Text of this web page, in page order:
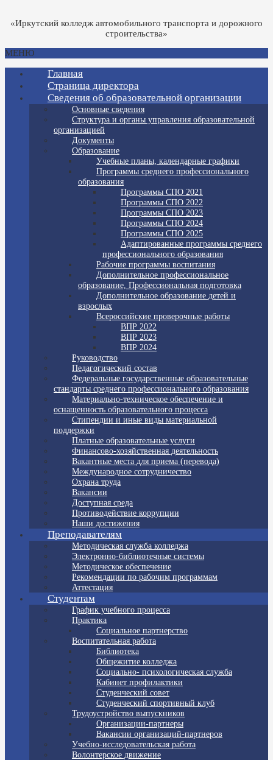
«Иркутский колледж автомобильного транспорта и дорожного
строительства»
МЕНЮ
Главная
Страница директора
Сведения об образовательной организации
Основные сведения
Структура и органы управления образовательной
организацией
Документы
Образование
Учебные планы, календарные графики
Программы среднего профессионального
образования
Программы СПО 2021
Программы СПО 2022
Программы СПО 2023
Программы СПО 2024
Программы СПО 2025
Адаптированные программы среднего
профессионального образования
Рабочие программы воспитания
Дополнительное профессиональное
образование, Профессиональная подготовка
Дополнительное образование детей и
взрослых
Всероссийские проверочные работы
ВПР 2022
ВПР 2023
ВПР 2024
Руководство
Педагогический состав
Федеральные государственные образовательные
стандарты среднего профессионального образования
Материально-техническое обеспечение и
оснащенность образовательного процесса
Стипендии и иные виды материальной
поддержки
Платные образовательные услуги
Финансово-хозяйственная деятельность
Вакантные места для приема (перевода)
Международное сотрудничество
Охрана труда
Вакансии
Доступная среда
Противодействие коррупции
Наши достижения
Преподавателям
Методическая служба колледжа
Электронно-библиотечные системы
Методическое обеспечение
Рекомендации по рабочим программам
Аттестация
Студентам
График учебного процесса
Практика
Социальное партнерство
Воспитательная работа
Библиотека
Общежитие колледжа
Социально- психологическая служба
Кабинет профилактики
Студенческий совет
Студенческий спортивный клуб
Трудоустройство выпускников
Организации-партнеры
Вакансии организаций-партнеров
Учебно-исследовательская работа
Волонтерское движение